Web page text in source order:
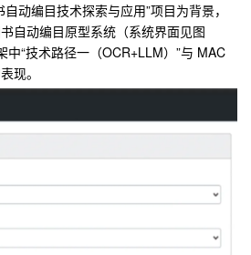
动编目技术探索与应用”项目为背景，
自动编目原型系统（系统界面见图
“技术路径一（OCR+LLM）”与 MAC
现。